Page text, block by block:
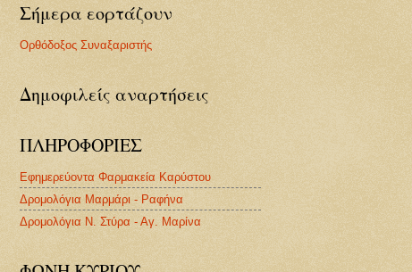
Σήμερα εορτάζουν
Ορθόδοξος Συναξαριστής
Δημοφιλείς αναρτήσεις
ΠΛΗΡΟΦΟΡΙΕΣ
Εφημερεύοντα Φαρμακεία Καρύστου
Δρομολόγια Μαρμάρι - Ραφήνα
Δρομολόγια Ν. Στύρα - Αγ. Μαρίνα